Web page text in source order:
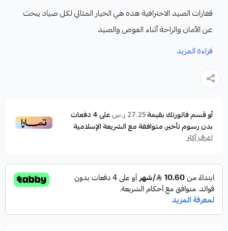
قفازات الصيد الاحترافية هذه هي الخيار المثالي لكل صياد يبحث
عن الأمان والراحة أثناء الغوص والصيد
المميزات:
مصنوع من خيوط الداينما
مقاوم للقطع بشكل كبير جدا
مخصص للصيد ومريح في اللبس
الخاصة بك.
قراءة المزيد
أو قسم فاتورتك بقيمة27.25 ر.س على4دفعات
بدون رسوم تأخير، متوافقة مع الشريعة الإسلامية
اعرف أكثر